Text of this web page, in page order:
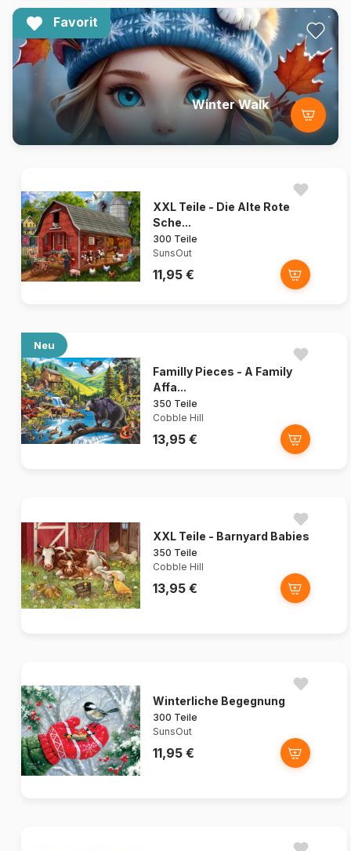
Favorit
Winter Walk
XXL Teile - Die Alte Rote
Sche...
300 Teile
SunsOut
11,95 €
Neu
Familly Pieces - A Family
Affa...
350 Teile
Cobble Hill
13,95 €
XXL Teile - Barnyard Babies
350 Teile
Cobble Hill
13,95 €
Winterliche Begegnung
300 Teile
SunsOut
11,95 €